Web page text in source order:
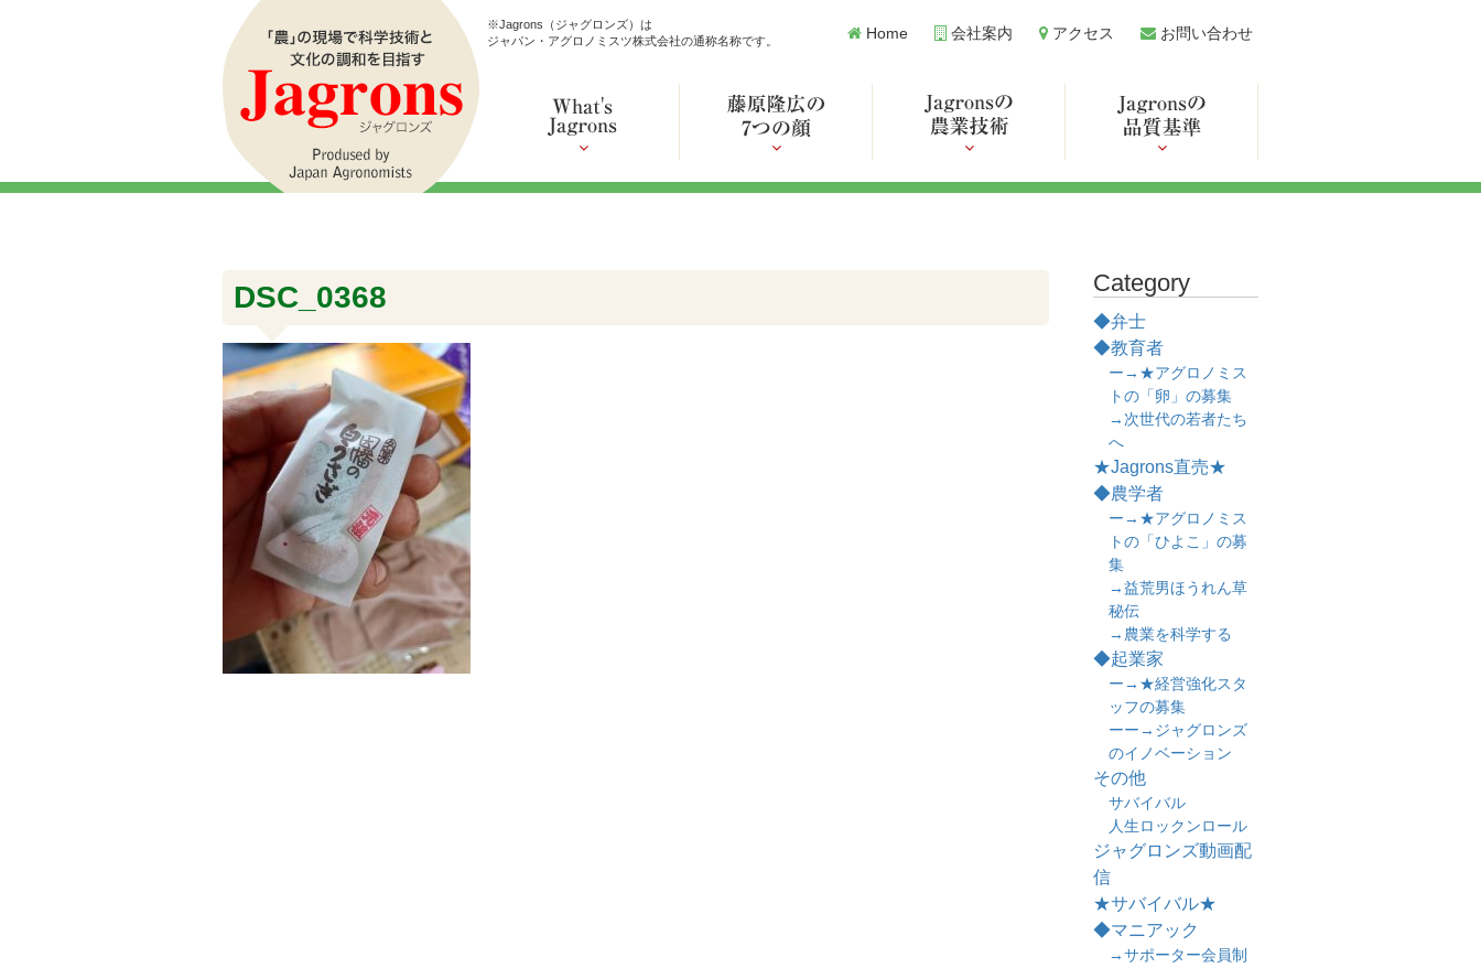
※Jagrons（ジャグロンズ）は
ジャパン・アグロノミスツ株式会社の通称名称です。
Home 会社案内 アクセス お問い合わせ
DSC_0368 Category
◆弁士
◆教育者
ー→★アグロノミス
トの「卵」の募集
→次世代の若者たち
へ
★Jagrons直売★
◆農学者
ー→★アグロノミス
トの「ひよこ」の募
集
→益荒男ほうれん草
秘伝
→農業を科学する
◆起業家
ー→★経営強化スタ
ッフの募集
ーー→ジャグロンズ
のイノベーション
その他
サバイバル
人生ロックンロール
ジャグロンズ動画配
信
★サバイバル★
◆マニアック
→サポーター会員制